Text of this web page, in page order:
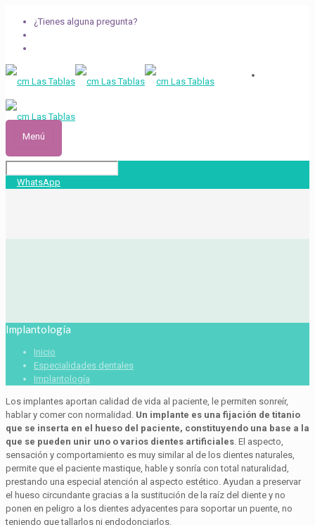
¿Tienes alguna pregunta?
Menú
WhatsApp
Implantología
Inicio
Especialidades dentales
Implantología
Los implantes aportan calidad de vida al paciente, le permiten sonreír,
hablar y comer con normalidad. Un implante es una fijación de titanio
que se inserta en el hueso del paciente, constituyendo una base a la
que se pueden unir uno o varios dientes artificiales. El aspecto,
sensación y comportamiento es muy similar al de los dientes naturales,
permite que el paciente mastique, hable y sonría con total naturalidad,
prestando una especial atención al aspecto estético. Ayudan a preservar
el hueso circundante gracias a la sustitución de la raíz del diente y no
ponen en peligro a los dientes adyacentes para soportar un puente, no
teniendo que tallarlos ni endodonciarlos.